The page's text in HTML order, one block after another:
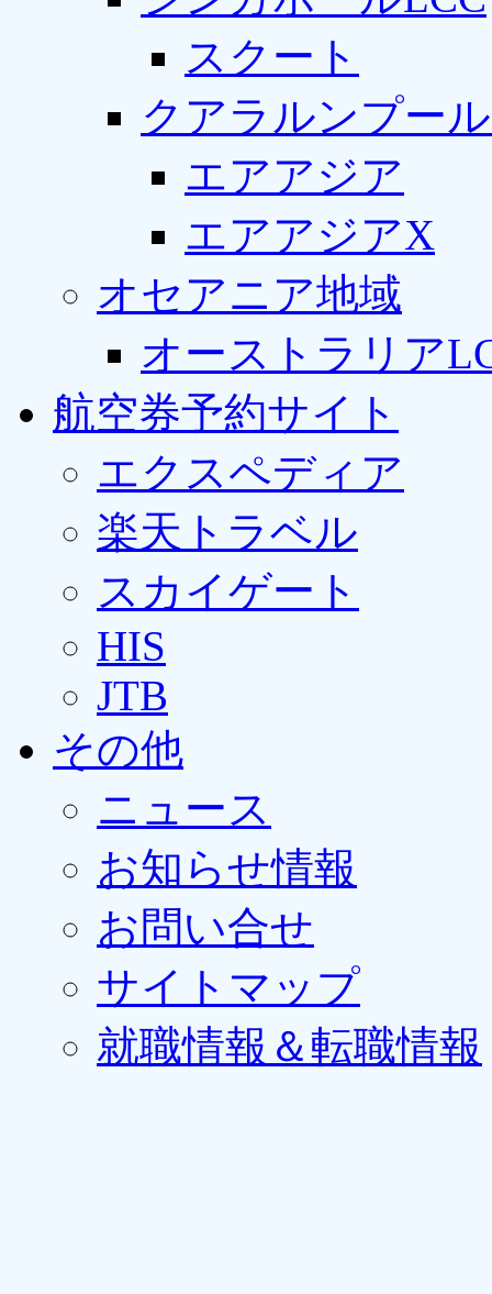
スクート
クアラルンプー
エアアジア
エアアジアX
オセアニア地域
オーストラリア
航空券予約サイト
エクスペディア
楽天トラベル
スカイゲート
HIS
JTB
その他
ニュース
お知らせ情報
お問い合せ
サイトマップ
就職情報＆転職情報